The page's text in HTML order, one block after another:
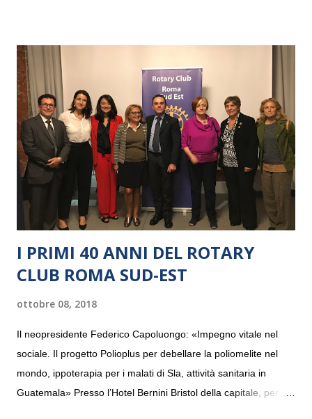
I PRIMI 40 ANNI DEL ROTARY
CLUB ROMA SUD-EST
ottobre 08, 2018
Il neopresidente Federico Capoluongo: «Impegno vitale nel
sociale. Il progetto Polioplus per debellare la poliomelite nel
mondo, ippoterapia per i malati di Sla, attività sanitaria in
Guatemala» Presso l’Hotel Bernini Bristol della capitale, per la